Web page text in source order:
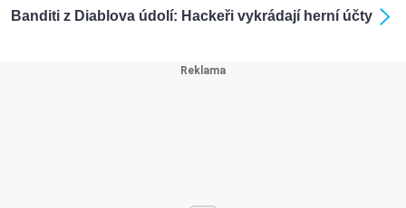
Banditi z Diablova údolí: Hackeři vykrádají herní účty